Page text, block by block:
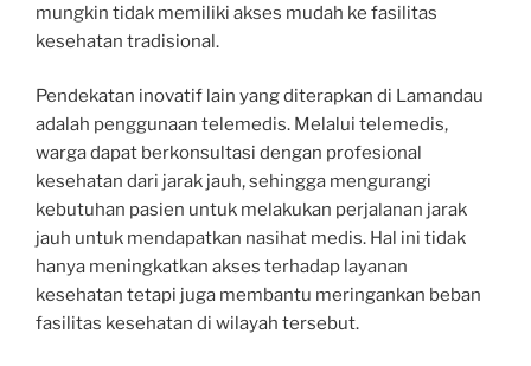
mungkin tidak memiliki akses mudah ke fasilitas
kesehatan tradisional.
Pendekatan inovatif lain yang diterapkan di Lamandau
adalah penggunaan telemedis. Melalui telemedis,
warga dapat berkonsultasi dengan profesional
kesehatan dari jarak jauh, sehingga mengurangi
kebutuhan pasien untuk melakukan perjalanan jarak
jauh untuk mendapatkan nasihat medis. Hal ini tidak
hanya meningkatkan akses terhadap layanan
kesehatan tetapi juga membantu meringankan beban
fasilitas kesehatan di wilayah tersebut.